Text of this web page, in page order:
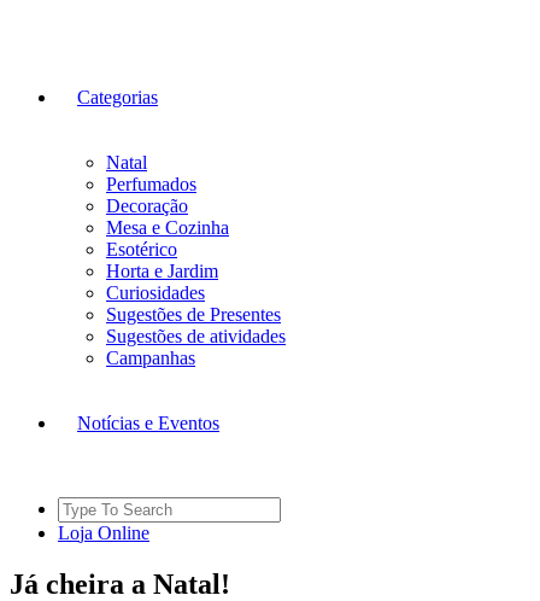
Categorias
Natal
Perfumados
Decoração
Mesa e Cozinha
Esotérico
Horta e Jardim
Curiosidades
Sugestões de Presentes
Sugestões de atividades
Campanhas
Notícias e Eventos
Search
for:
Loja Online
Já cheira a Natal!